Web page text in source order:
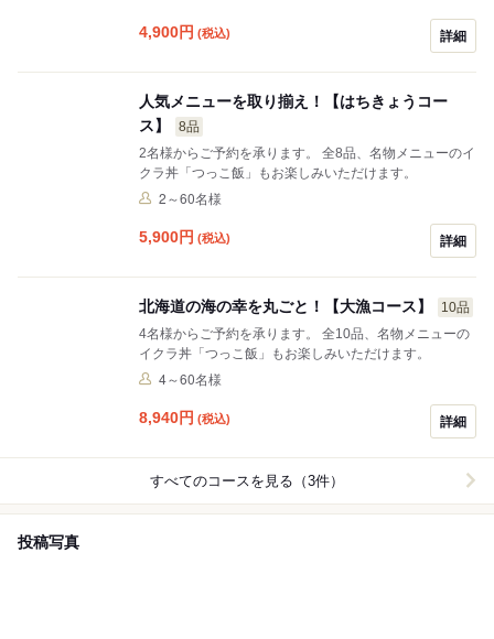
4,900円 (税込) 詳細
人気メニューを取り揃え！【はちきょうコー
ス】
8品
2名様からご予約を承ります。 全8品、名物メニューのイ
クラ丼「つっこ飯」もお楽しみいただけます。
2～60名様
5,900円 (税込) 詳細
北海道の海の幸を丸ごと！【大漁コース】
10品
4名様からご予約を承ります。 全10品、名物メニューの
イクラ丼「つっこ飯」もお楽しみいただけます。
4～60名様
8,940円 (税込) 詳細
すべてのコースを見る（3件）
投稿写真